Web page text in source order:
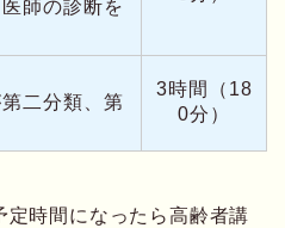
師の診断を
二分類、第
3時間（18
0分）
時間になったら高齢者講